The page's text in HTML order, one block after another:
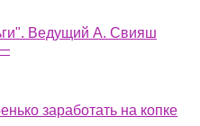
Ведущий А. Свияш
заработать на копке